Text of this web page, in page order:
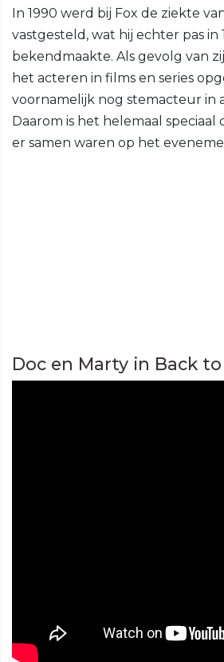
In 1990 werd bij Fox de ziekte
vastgesteld, wat hij echter pas in
bekendmaakte. Als gevolg van
het acteren in films en series
voornamelijk nog stemacteur in
Daarom is het helemaal speciaal
er samen waren op het
Doc en Marty in Back